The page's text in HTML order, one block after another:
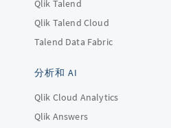
Qlik Talend
Qlik Talend Cloud
Talend Data Fabric
分析和 AI
Qlik Cloud Analytics
Qlik Answers